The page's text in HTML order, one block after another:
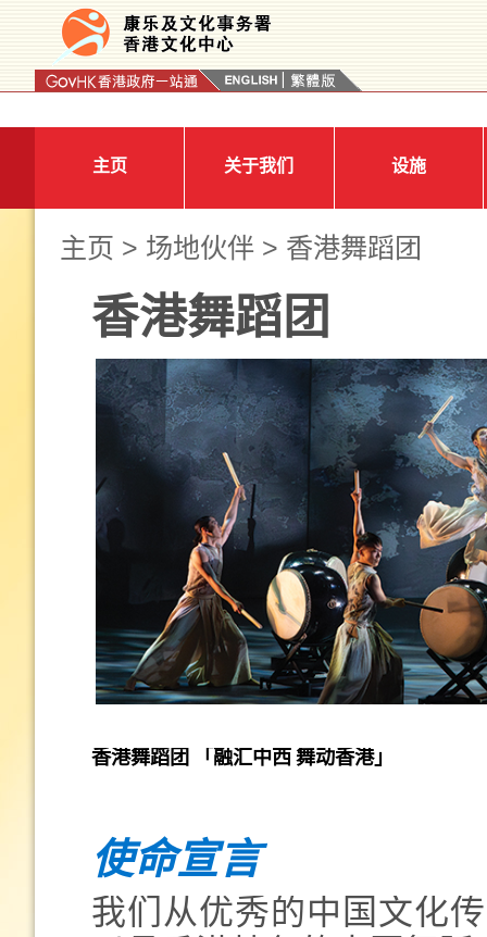
主页 关于我们 设施
主页 > 场地伙伴 > 香港舞蹈团
香港舞蹈团
香港舞蹈团 「融汇中西 舞动香港」
使命宣言
我们从优秀的中国文化